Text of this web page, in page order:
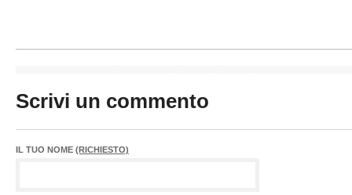
Scrivi un commento
IL TUO NOME (RICHIESTO)